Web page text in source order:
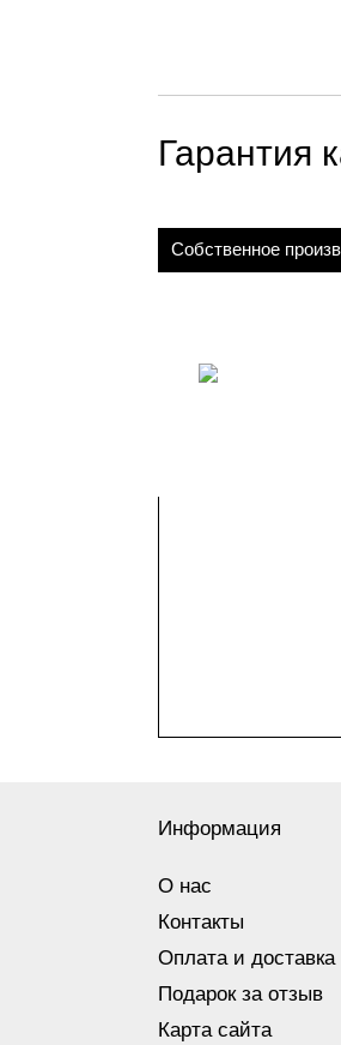
Гарантия
Собственное
Информация
О нас
Контакты
Оплата и доставка
Подарок за отзыв
Карта сайта